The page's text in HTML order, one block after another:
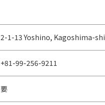
2-1-13 Yoshino, Kagoshima-shi
+81-99-256-9211
要